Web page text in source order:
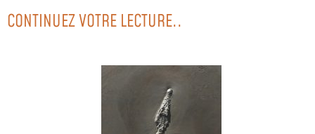
CONTINUEZ VOTRE LECTURE..